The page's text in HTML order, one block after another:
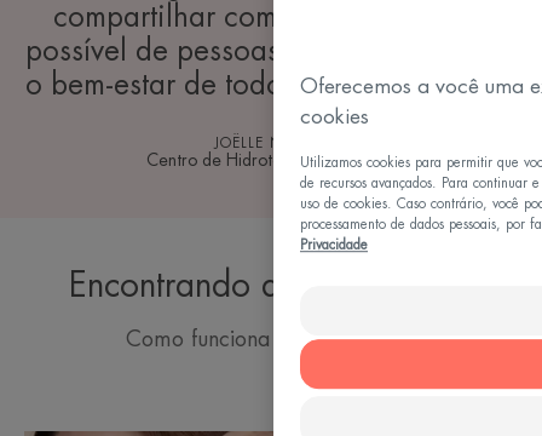
compartilhar com o maior número
possível de pessoas esse suporte para
o bem-estar de todos os tipos de pele.
JOËLLE NONNI
Centro de Hidroterapia de Avène
Encontrando a minha rotina
Como funciona o diagnóstico?
Oferecemos a você uma
cookies
Utilizamos cookies para permitir que
de recursos avançados. Para continuar
uso de cookies. Caso contrário, você
processamento de dados pessoais, por
Privacidade